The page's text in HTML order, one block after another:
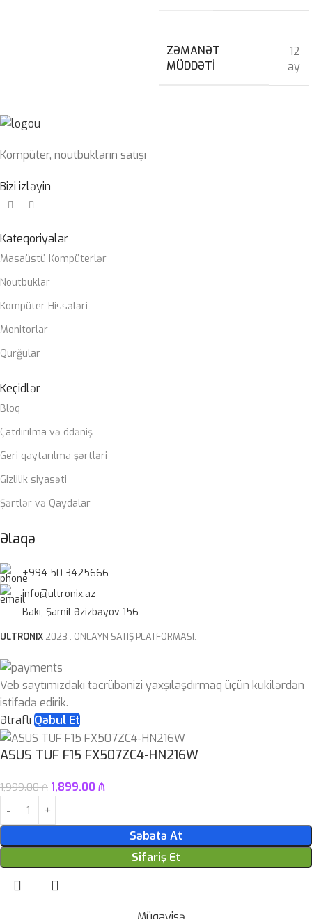
ZƏMANƏT
MÜDDƏTI
12
ay
Kompüter, noutbukların satışı
Bizi izləyin
Kateqoriyalar
Masaüstü Kompüterlər
Noutbuklar
Kompüter Hissələri
Monitorlar
Qurğular
Keçidlər
Bloq
Çatdırılma və ödəniş
Geri qaytarılma şərtləri
Gizlilik siyasəti
Şərtlər və Qaydalar
Əlaqə
+994 50 3425666
info@ultronix.az
Bakı, Şamil Əzizbəyov 156
ULTRONIX 2023 . ONLAYN SATIŞ PLATFORMASI.
Veb saytımızdakı təcrübənizi yaxşılaşdırmaq üçün kukilərdən
istifadə edirik.
Ətraflı Qəbul Et
ASUS TUF F15 FX507ZC4-HN216W
1,999.00₼ 1,899.00 ₼
Səbətə At
Sifariş Et